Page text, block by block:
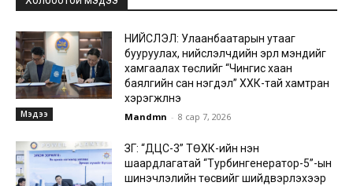
Мэдээ
НИЙСЛЭЛ: Улаанбаатарын утааг
бууруулах, нийслэлчүүдийн эрүүл мэндийг
хамгаалах төслийг “Чингис хаан
баялгийн сан нэгдэл” ХХК-тай хамтран
хэрэгжүүлнэ
Mandmn - 8 сар 7, 2026
ЗГ: “ДЦС-3” ТӨХК-ийн нэн
шаардлагатай “Турбингенератор-5”-ын
шинэчлэлийн төсвийг шийдвэрлэхээр